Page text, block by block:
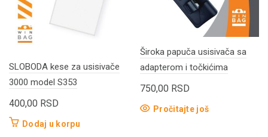
SLOBODA kese za usisivače
3000 model S353
400,00 RSD
Dodaj u korpu
Široka papuča usisivača sa
adapterom i točkićima
750,00 RSD
Pročitajte još